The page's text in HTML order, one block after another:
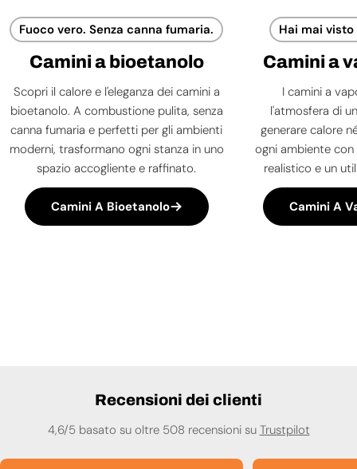
Fuoco vero. Senza canna fumaria.
Camini a bioetanolo
Scopri il calore e l'eleganza dei camini a
bioetanolo. A combustione pulita, senza
canna fumaria e perfetti per gli ambienti
moderni, trasformano ogni stanza in uno
spazio accogliente e raffinato.
Camini A Bioetanolo
Hai mai
Camini a
I camini a
l'atmosfera di
generare calore
ogni ambiente
realistico e un
Camini A
Recensioni dei clienti
4,6/5 basato su oltre 508 recensioni su Trustpilot